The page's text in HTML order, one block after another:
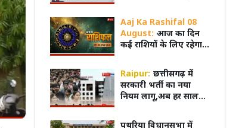
होंगे काउंसलर
Aaj Ka Rashifal 08
August: आज का दिन
कई राशियों के लिए रहेगा
हर कदम, नहीं तो हो सकता
है नुकसान
Raipur: छत्तीसगढ़ में
सरकारी भर्ती का नया
नियम लागू,अब हर साल
कैलेंडर, पूरी प्रक्रिया होगी